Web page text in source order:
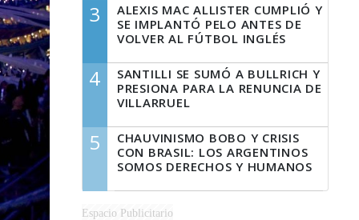
3
ALEXIS MAC ALLISTER CUMPLIÓ Y
SE IMPLANTÓ PELO ANTES DE
VOLVER AL FÚTBOL INGLÉS
4
SANTILLI SE SUMÓ A BULLRICH Y
PRESIONA PARA LA RENUNCIA DE
VILLARRUEL
5
CHAUVINISMO BOBO Y CRISIS
CON BRASIL: LOS ARGENTINOS
SOMOS DERECHOS Y HUMANOS
Espacio Publicitario